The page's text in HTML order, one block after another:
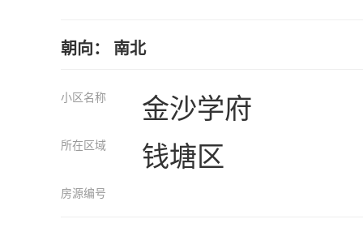
朝向： 南北
小区名称 金沙学府
所在区域 钱塘区
房源编号